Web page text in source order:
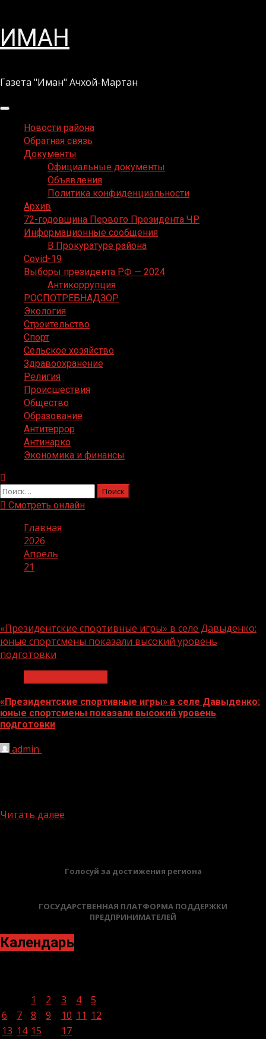
Перейти
кИМАН
Газета "Иман" Ачхой-Мартан
Основное
менюНовости района
Обратная связь
Документы
Официальные документы
Объявления
Политика конфиденциальности
Архив
72-годовщина Первого Президента ЧР
Информационные сообщения
В Прокуратуре района
Covid-19
Выборы президента РФ — 2024
Антикоррупция
РОСПОТРЕБНАДЗОР
Экология
Строительство
Спорт
Сельское хозяйство
Здравоохранение
Религия
Происшествия
Общество
Образование
Антитеррор
Антинарко
Экономика и финансы
Найти:
Смотреть онлайн
Главная
2026
Апрель
21
«Президентские спортивные игры» в селе Давыденко:
юные спортсмены показали высокий уровень
подготовки
«Президентские спортивные игры» в селе Давыденко:
юные спортсмены показали высокий уровень
подготовки
admin
Читать далее
Голосуй за достижения региона
ГОСУДАРСТВЕННАЯ ПЛАТФОРМА ПОДДЕРЖКИ
ПРЕДПРИНИМАТЕЛЕЙ
Календарь
1
2 3 4
5
6
7 8 9 10 11 12
13 14 15 17